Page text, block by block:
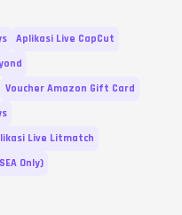
Aplikasi Live CapCut
Voucher Amazon Gift Card
Live Litmatch
Only)